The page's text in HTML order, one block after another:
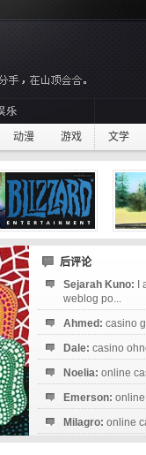
动漫 游戏 文学
后评论
Sejarah Kuno:
weblog po...
Ahmed: casino
Dale: casino
Noelia: online
Emerson:
Milagro: online